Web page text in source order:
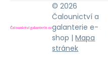
© 2026
Čalounictví a
galanterie e-
shop |Mapa
stránek